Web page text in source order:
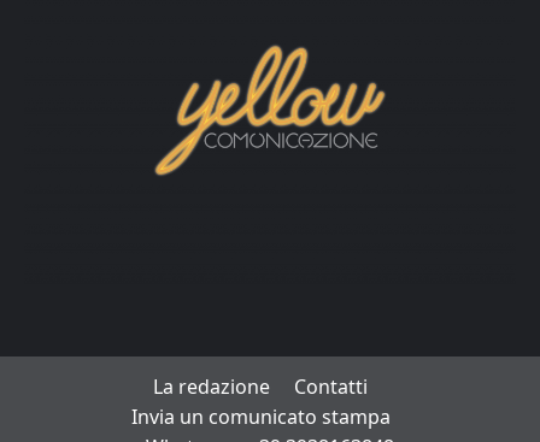
La redazione
Contatti
Invia un comunicato stampa